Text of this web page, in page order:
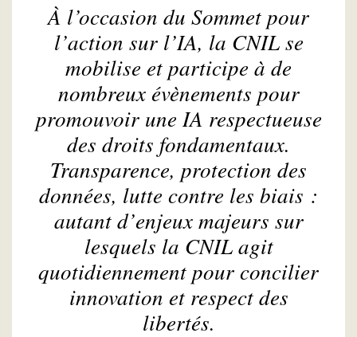
À l’occasion du Sommet pour
l’action sur l’IA, la CNIL se
mobilise et participe à de
nombreux évènements pour
promouvoir une IA respectueuse
des droits fondamentaux.
Transparence, protection des
données, lutte contre les biais :
autant d’enjeux majeurs sur
lesquels la CNIL agit
quotidiennement pour concilier
innovation et respect des
libertés.